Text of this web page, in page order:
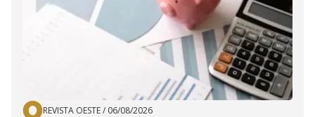
REVISTA OESTE/ 06/08/2026